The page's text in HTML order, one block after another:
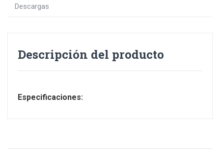
Descargas
Descripción del producto
Especificaciones: